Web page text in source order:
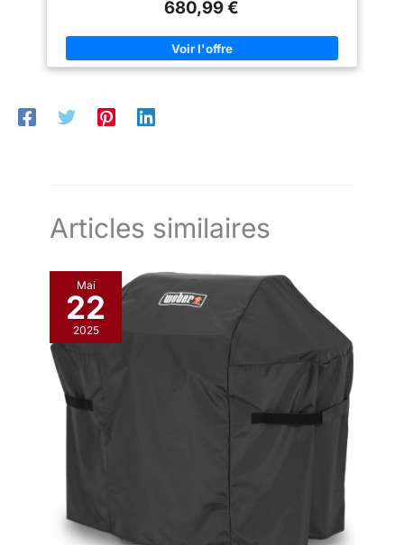
complète l’ensemble Lavez vos légumes dans l’évier intégré au
680,99 €
Articles similaires
Mai
22
2025